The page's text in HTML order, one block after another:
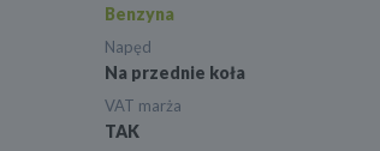
Benzyna
Napęd
Na przednie koła
VAT marża
TAK